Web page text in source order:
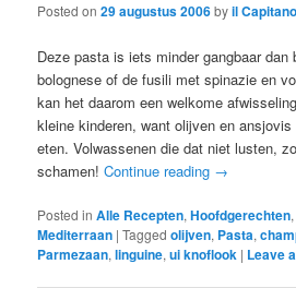
Posted on29 augustus 2006byil Capitano
Deze pasta is iets minder gangbaar dan
bolognese of de fusili met spinazie en
kan het daarom een welkome
kleine kinderen, want olijven en
eten. Volwassenen die dat niet lusten,
schamen!Continue reading →
Posted in Alle Recepten,Hoofdgerechten,
Mediterraan |Tagged olijven, Pasta,
Parmezaan,linguine,ui knoflook | Leave